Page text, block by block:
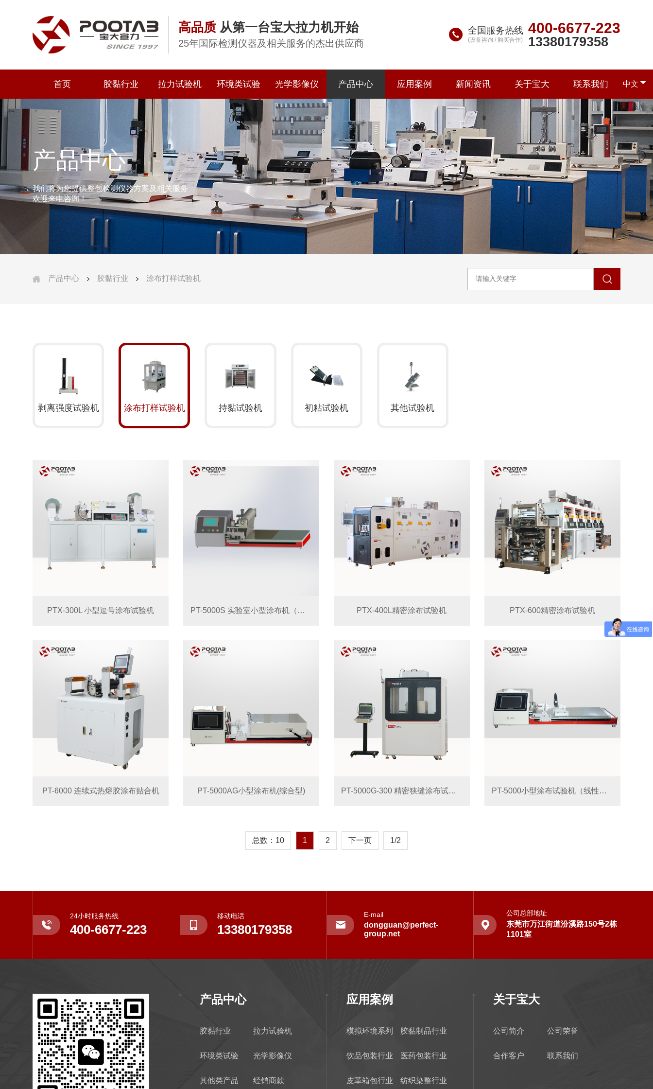
高品质 从第一台宝大拉力机开始
25年国际检测仪器及相关服务的杰出供应商
全国服务热线
(设备咨询 / 购买合作)
400-6677-223
13380179358
首页 胶黏行业 拉力试验机 环境类试验 光学影像仪 产品中心 应用案例 新闻资讯 关于宝大 联系我们 中文
产品中心
我们将为您提供整包检测仪器方案及相关服务
欢迎来电咨询！
产品中心 胶黏行业 涂布打样试验机
剥离强度试验机 涂布打样试验机 持黏试验机 初粘试验机 其他试验机
PTX-300L 小型逗号涂布试验机 PT-5000S 实验室小型涂布机（带放卷辊压涂布） PTX-400L精密涂布试验机 PTX-600精密涂布试验机
PT-6000 连续式热熔胶涂布贴合机 PT-5000AG小型涂布机(综合型) PT-5000G-300 精密狭缝涂布试验机 PT-5000小型涂布试验机（线性刮刀一体机）
总数：10 1 2 下一页 1/2
24小时服务热线
400-6677-223
移动电话
13380179358
E-mail
dongguan@perfect-
group.net
公司总部地址
东莞市万江街道汾溪路150号2栋
1101室
产品中心
胶黏行业 拉力试验机
环境类试验 光学影像仪
其他类产品 经销商款
应用案例
模拟环境系列 胶黏制品行业
饮品包装行业 医药包装行业
皮革箱包行业 纺织染整行业
关于宝大
公司简介 公司荣誉
合作客户 联系我们